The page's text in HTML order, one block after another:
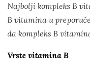
Najbolji kompleks B
B vitamina u
da kompleks B
Vrste vitamina B